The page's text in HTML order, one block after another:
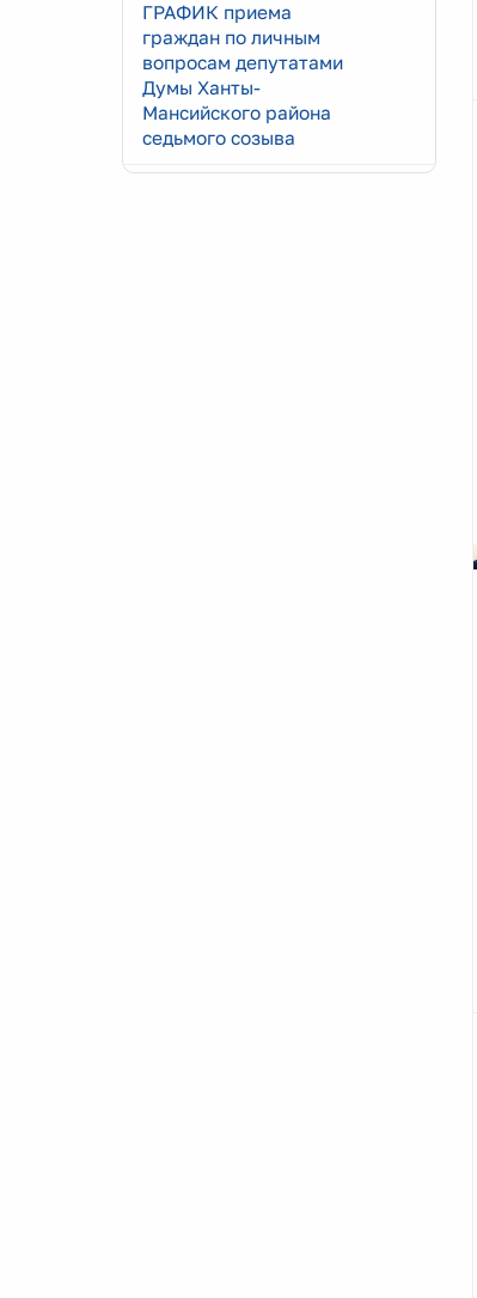
ГРАФИК приема
граждан по личным
вопросам депутатами
Думы Ханты-
Мансийского района
седьмого созыва